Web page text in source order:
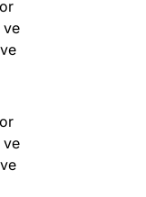
ve
ve